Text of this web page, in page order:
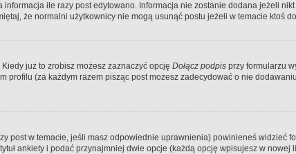
ile razy post edytowano. Informacja nie zostanie dodana jeżeli
że normalni użytkownicy nie mogą usunąć postu jeżeli w temacie ktoś
już to zrobisz możesz zaznaczyć opcję Dołącz podpis przy formularzu
(za każdym razem pisząc post możesz zadecydować o nie
post w temacie, jeśli masz odpowiednie uprawnienia) powinieneś widzieć
ankiety i podać przynajmniej dwie opcje (każdą opcję wpisujesz w